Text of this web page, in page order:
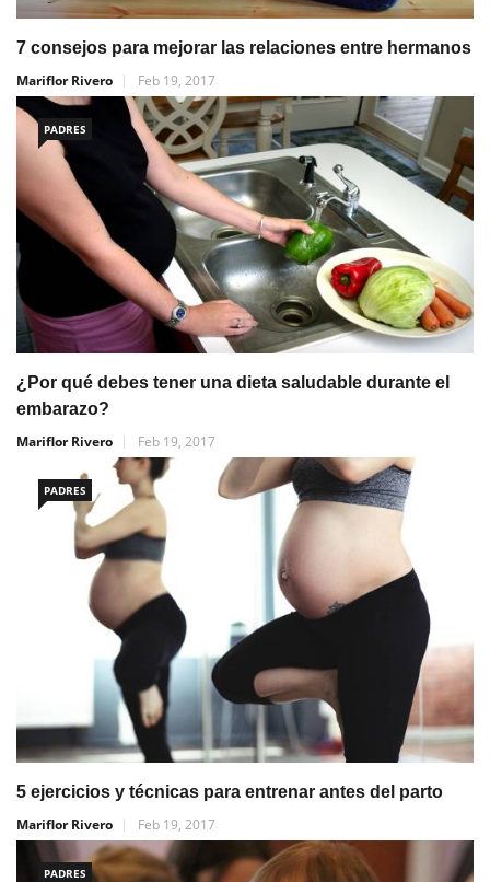
7 consejos para mejorar las relaciones entre hermanos
Mariflor Rivero
Feb 19, 2017
PADRES
¿Por qué debes tener una dieta saludable durante el
embarazo?
Mariflor Rivero
Feb 19, 2017
PADRES
5 ejercicios y técnicas para entrenar antes del parto
Mariflor Rivero
Feb 19, 2017
PADRES